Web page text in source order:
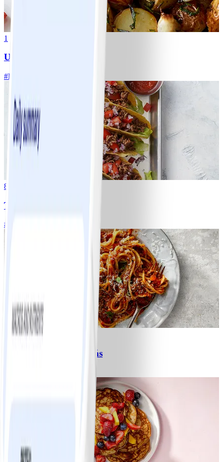
1
Ugnsrostad potatis
#Lätt
8
Tacos
#
Spagetti med köttfärssås